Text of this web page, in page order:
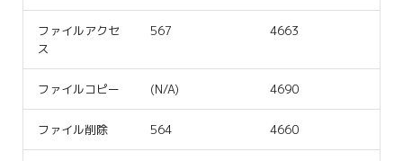
ファイルアクセ
ス
567 4663
ファイルコピー (N/A) 4690
ファイル削除 564 4660